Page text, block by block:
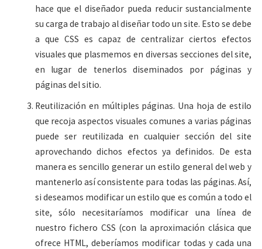
hace que el diseñador pueda reducir sustancialmente
su carga de trabajo al diseñar todo un site. Esto se debe
a que CSS es capaz de centralizar ciertos efectos
visuales que plasmemos en diversas secciones del site,
en lugar de tenerlos diseminados por páginas y
páginas del sitio.
Reutilización en múltiples páginas. Una hoja de estilo
que recoja aspectos visuales comunes a varias páginas
puede ser reutilizada en cualquier sección del site
aprovechando dichos efectos ya definidos. De esta
manera es sencillo generar un estilo general del web y
mantenerlo así consistente para todas las páginas. Así,
si deseamos modificar un estilo que es común a todo el
site, sólo necesitaríamos modificar una línea de
nuestro fichero CSS (con la aproximación clásica que
ofrece HTML, deberíamos modificar todas y cada una